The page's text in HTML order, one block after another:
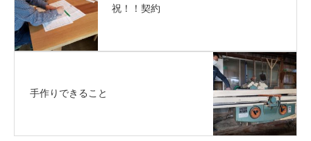
祝！！契約
手作りできること